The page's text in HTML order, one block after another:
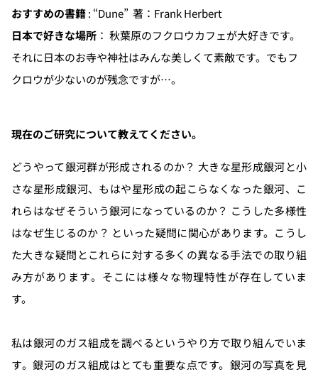
おすすめの書籍: “Dune” 著：Frank Herbert
日本で好きな場所 ： 秋葉原のフクロウカフェが大好きです。
それに日本のお寺や神社はみんな美しくて素敵です。でもフ
クロウが少ないのが残念ですが…。
現在のご研究について教えてください。
どうやって銀河群が形成されるのか？ 大きな星形成銀河と小
さな星形成銀河、もはや星形成の起こらなくなった銀河、こ
れらはなぜそういう銀河になっているのか？ こうした多様性
はなぜ生じるのか？ といった疑問に関心があります。こうし
た大きな疑問とこれらに対する多くの異なる手法での取り組
み方があります。そこには様々な物理特性が存在していま
す。
私は銀河のガス組成を調べるというやり方で取り組んでいま
す。銀河のガス組成はとても重要な点です。銀河の写真を見